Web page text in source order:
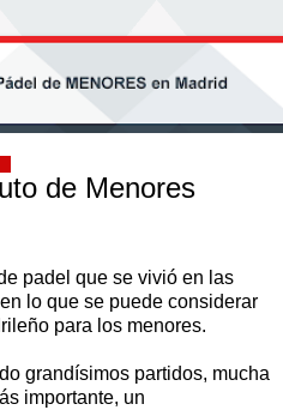
de Menores
padel que se vivió en las
lo que se puede considerar
para los menores.
grandísimos partidos, mucha
importante, un